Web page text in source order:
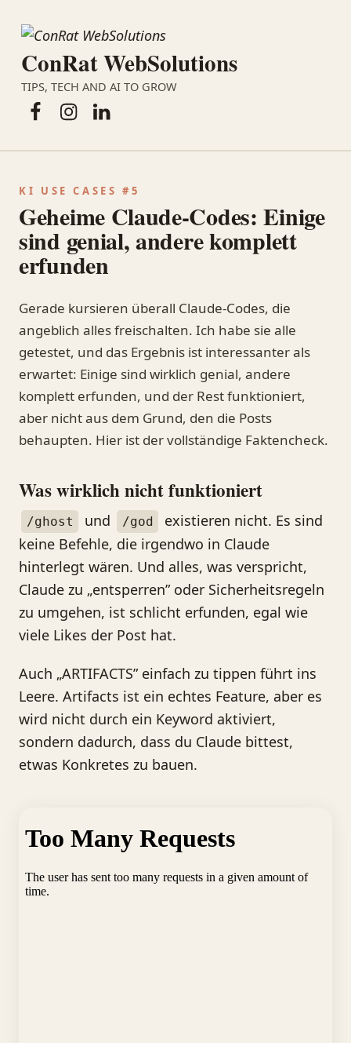
ConRat WebSolutions
TIPS, TECH AND AI TO GROW
Facebook
Instagram
LinkedIn
KI USE CASES #5
Geheime Claude-Codes: Einige
sind genial, andere komplett
erfunden
Gerade kursieren überall Claude-Codes, die
angeblich alles freischalten. Ich habe sie alle
getestet, und das Ergebnis ist interessanter als
erwartet: Einige sind wirklich genial, andere
komplett erfunden, und der Rest funktioniert,
aber nicht aus dem Grund, den die Posts
behaupten. Hier ist der vollständige Faktencheck.
Was wirklich nicht funktioniert
/ghost und /god
existieren nicht. Es sind
keine Befehle, die irgendwo in Claude
hinterlegt wären. Und alles, was verspricht,
Claude zu „entsperren” oder Sicherheitsregeln
zu umgehen, ist schlicht erfunden, egal wie
viele Likes der Post hat.
Auch „ARTIFACTS” einfach zu tippen führt ins
Leere. Artifacts ist ein echtes Feature, aber es
wird nicht durch ein Keyword aktiviert,
sondern dadurch, dass du Claude bittest,
etwas Konkretes zu bauen.